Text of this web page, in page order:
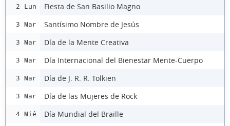
2 Lun Fiesta de San Basilio Magno
3 Mar Santísimo Nombre de Jesús
3 Mar Día de la Mente Creativa
3 Mar Día Internacional del Bienestar Mente-Cuerpo
3 Mar Día de J. R. R. Tolkien
3 Mar Día de las Mujeres de Rock
4 Mié Día Mundial del Braille